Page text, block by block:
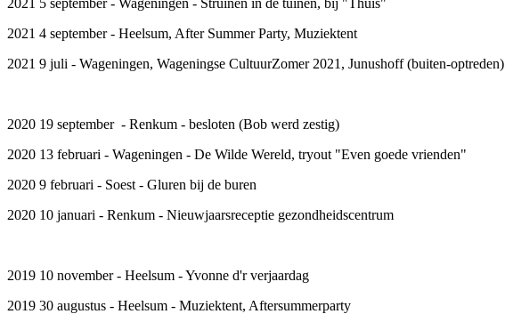
2021 4 september - Heelsum, After Summer Party, Muziektent
2021 9 juli - Wageningen, Wageningse CultuurZomer 2021, Junushoff (buiten-optreden)
2020 19 september - Renkum - besloten (Bob werd zestig)
2020 13 februari - Wageningen - De Wilde Wereld, tryout "Even goede vrienden"
2020 9 februari - Soest - Gluren bij de buren
2020 10 januari - Renkum - Nieuwjaarsreceptie gezondheidscentrum
2019 10 november - Heelsum - Yvonne d'r verjaardag
2019 30 augustus - Heelsum - Muziektent, Aftersummerparty